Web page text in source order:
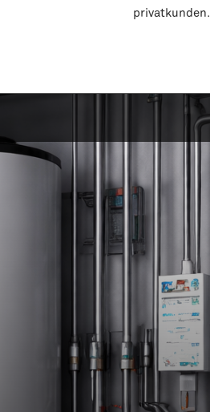
privatkunden.